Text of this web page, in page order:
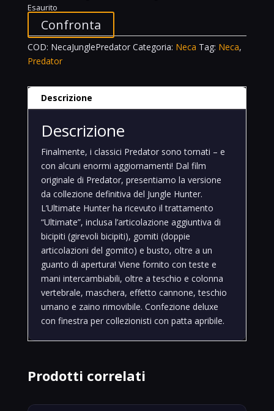
Esaurito
Confronta
COD: NecaJunglePredator Categoria: Neca Tag: Neca,
Predator
Descrizione
Descrizione
Finalmente, i classici Predator sono tornati – e
con alcuni enormi aggiornamenti! Dal film
originale di Predator, presentiamo la versione
da collezione definitiva del Jungle Hunter.
L’Ultimate Hunter ha ricevuto il trattamento
“Ultimate”, inclusa l’articolazione aggiuntiva di
bicipiti (girevoli bicipiti), gomiti (doppie
articolazioni del gomito) e busto, oltre a un
guanto di apertura! Viene fornito con teste e
mani intercambiabili, oltre a teschio e colonna
vertebrale, maschera, effetto cannone, teschio
umano e zaino rimovibile. Confezione deluxe
con finestra per collezionisti con patta apribile.
Prodotti correlati